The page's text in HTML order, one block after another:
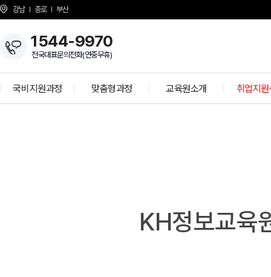
강남 종로 부산
1544-9970
전국대표문의전화(연중무휴)
사업 제휴 문의
언론보도
협력기
인재 채용
국비지원과정 맞춤형과정 교육원소개 취업지
KH정보교육